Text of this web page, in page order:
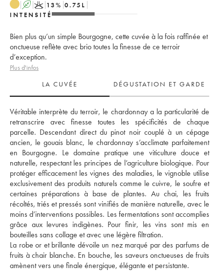
A K 13% 0.75 L
INTENSITÉ
Bien plus qu’un simple Bourgogne, cette cuvée à la fois raffinée et
onctueuse reflète avec brio toutes la finesse de ce terroir
d’exception.
Plus d'infos
LA CUVÉE
DÉGUSTATION ET GARDE
Véritable interprète du terroir, le chardonnay a la particularité de
retranscrire avec finesse toutes les spécificités de chaque
parcelle. Descendant direct du pinot noir couplé à un cépage
ancien, le gouais blanc, le chardonnay s’acclimate parfaitement
en Bourgogne. Le domaine pratique une viticulture douce et
naturelle, respectant les principes de l’agriculture biologique. Pour
protéger efficacement les vignes des maladies, le vignoble utilise
exclusivement des produits naturels comme le cuivre, le soufre et
certaines préparations à base de plantes. Au chai, les fruits
récoltés, triés et pressés sont vinifiés de manière naturelle, avec le
moins d’interventions possibles. Les fermentations sont accomplies
grâce aux levures indigènes. Pour finir, les vins sont mis en
bouteilles sans collage et avec une légère filtration.
La robe or et brillante dévoile un nez marqué par des parfums de
fruits à chair blanche. En bouche, les saveurs onctueuses de fruits
amènent vers une finale énergique, élégante et persistante.